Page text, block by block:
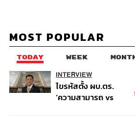
MOST POPULAR
TODAY WEEK MONTH
INTERVIEW
ไขรหัสตั้ง ผบ.ตร.
‘ความสามารถ vs